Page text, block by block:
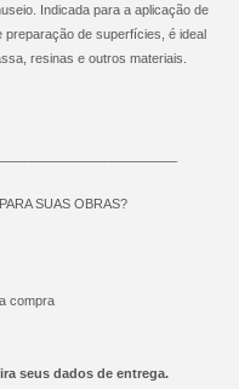
Indicada para a aplicação de
de superfícies, é ideal
resinas e outros materiais.
SUAS OBRAS?
compra
seus dados de entrega.